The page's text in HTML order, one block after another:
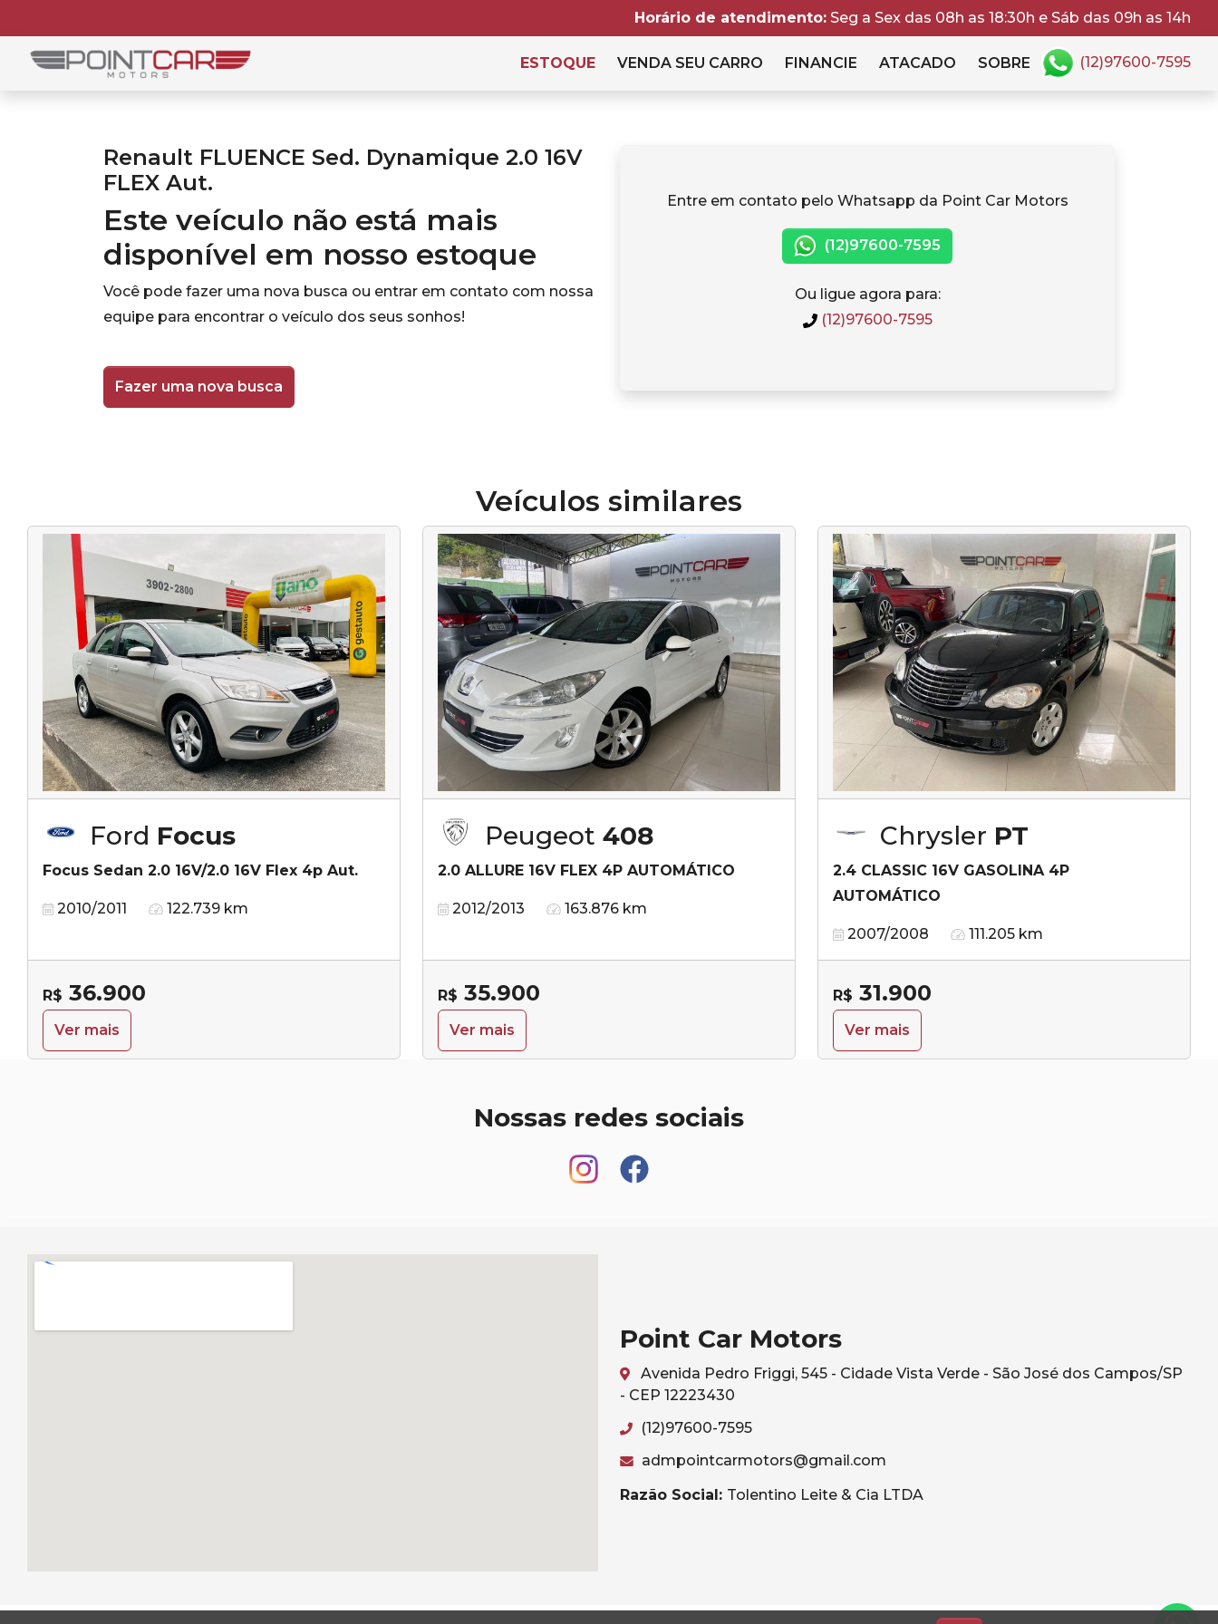
Horário de atendimento: Seg a Sex das 08h as 18:30h e Sáb das 09h as 14h
ESTOQUE VENDA SEU CARRO FINANCIE ATACADO SOBRE (12)97600-7595
Renault FLUENCE Sed. Dynamique 2.0 16V
FLEX Aut.
Este veículo não está mais
disponível em nosso estoque
Você pode fazer uma nova busca ou entrar em contato com nossa
equipe para encontrar o veículo dos seus sonhos!
Fazer uma nova busca
Entre em contato pelo Whatsapp da Point Car Motors
(12)97600-7595
Ou ligue agora para:
(12)97600-7595
Veículos similares
Ford Focus
Focus Sedan 2.0 16V/2.0 16V Flex 4p Aut.
2010/2011 122.739 km
R$ 36.900
Ver mais
Peugeot 408
2.0 ALLURE 16V FLEX 4P AUTOMÁTICO
2012/2013 163.876 km
R$ 35.900
Ver mais
Chrysler PT
2.4 CLASSIC 16V GASOLINA 4P
AUTOMÁTICO
2007/2008 111.205 km
R$ 31.900
Ver mais
Nossas redes sociais
Point Car Motors
Avenida Pedro Friggi, 545 - Cidade Vista Verde - São José dos Campos/SP
- CEP 12223430
(12)97600-7595
admpointcarmotors@gmail.com
Razão Social: Tolentino Leite & Cia LTDA